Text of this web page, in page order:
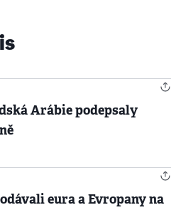
Arábie podepsaly
eura a Evropany na